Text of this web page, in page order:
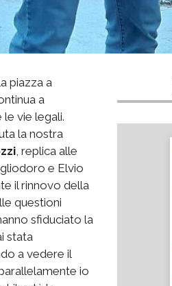
piazza a
a
vie legali.
la nostra
, replica alle
e Elvio
il rinnovo della
questioni
sfiduciato la
stata
a vedere il
io